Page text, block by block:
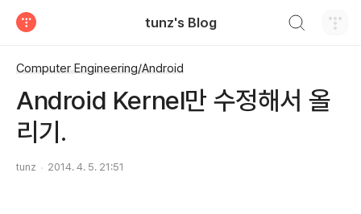
tunz's Blog
Computer Engineering/Android
Android Kernel만 수정해서 올
리기.
tunz 2014. 4. 5. 21:51